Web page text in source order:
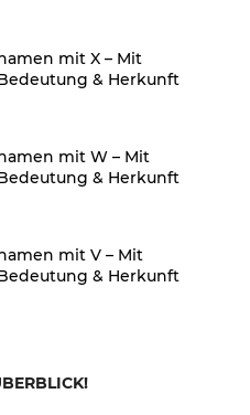
mit X – Mit
& Herkunft
mit W – Mit
& Herkunft
mit V – Mit
& Herkunft